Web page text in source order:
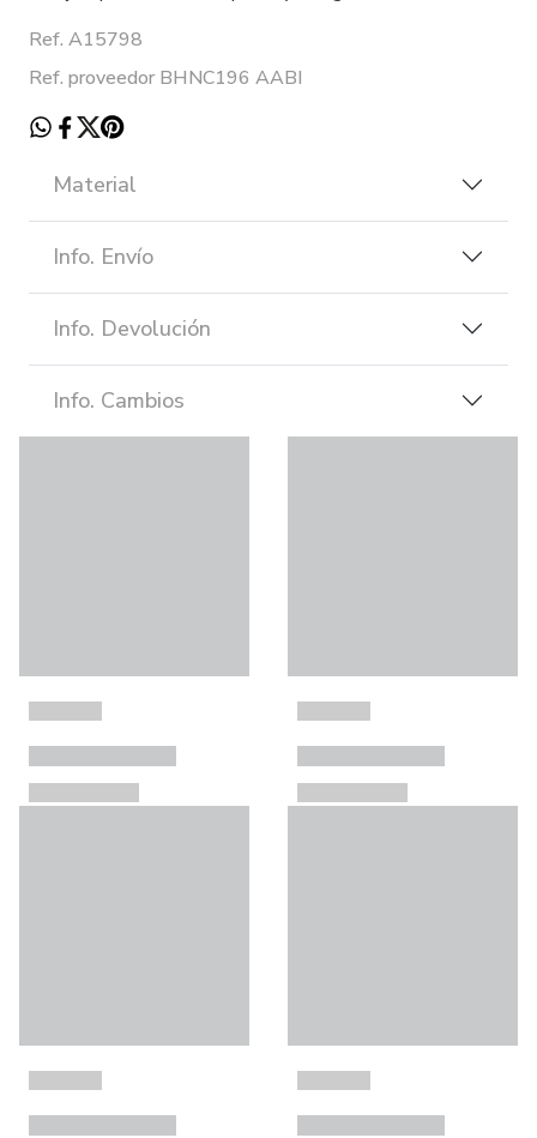
Ref. A15798
Ref. proveedor BHNC196 AABI
Material
Info. Envío
Info. Devolución
Info. Cambios